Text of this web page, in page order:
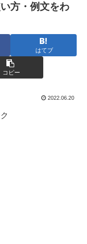
方・例文をわ
はてブ
コピー
2022.06.20